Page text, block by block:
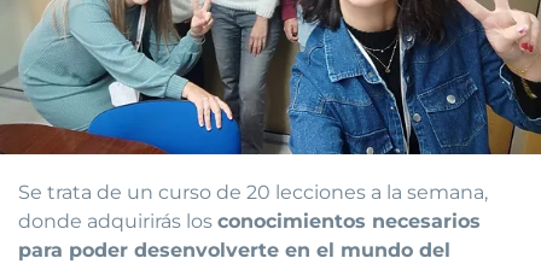
Se trata de un curso de 20 lecciones a la semana,
donde adquirirás los conocimientos necesarios
para poder desenvolverte en el mundo del